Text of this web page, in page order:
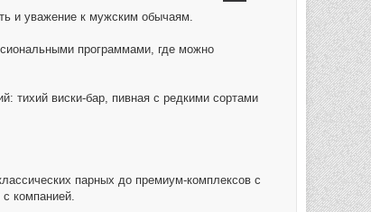
и уважение к мужским обычаям.
программами, где можно
тихий виски-бар, пивная с редкими сортами
парных до премиум-комплексов с
компанией.